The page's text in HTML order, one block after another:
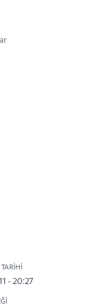
- 20:27